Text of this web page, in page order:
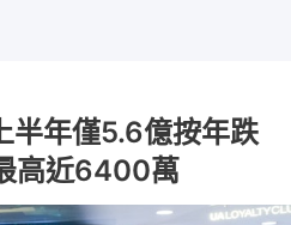
半年僅5.6億按年跌
高近6400萬